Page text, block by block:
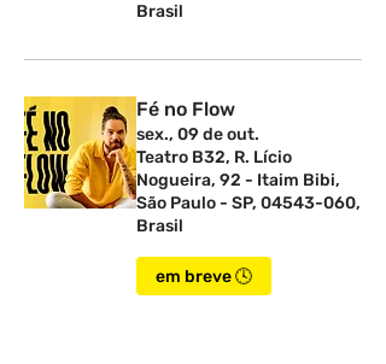
Brasil
Fé no Flow
sex., 09 de out.
Teatro B32, R. Lício
Nogueira, 92 - Itaim Bibi,
São Paulo - SP, 04543-060,
Brasil
em breve 🕓